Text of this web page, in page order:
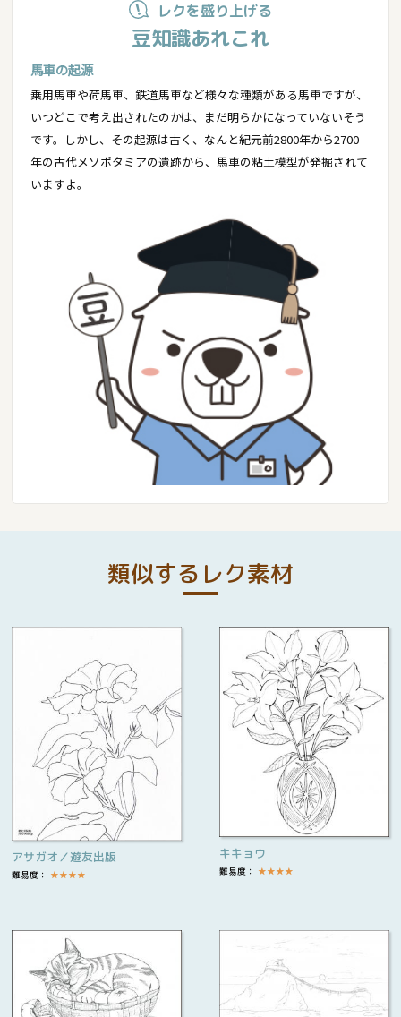
レクを盛り上げる
豆知識あれこれ
馬車の起源
乗用馬車や荷馬車、鉄道馬車など様々な種類がある馬車ですが、
いつどこで考え出されたのかは、まだ明らかになっていないそう
です。しかし、その起源は古く、なんと紀元前2800年から2700
年の古代メソポタミアの遺跡から、馬車の粘土模型が発掘されて
いますよ。
類似するレク素材
アサガオ／遊友出版
難易度： ★★★★
キキョウ
難易度： ★★★★